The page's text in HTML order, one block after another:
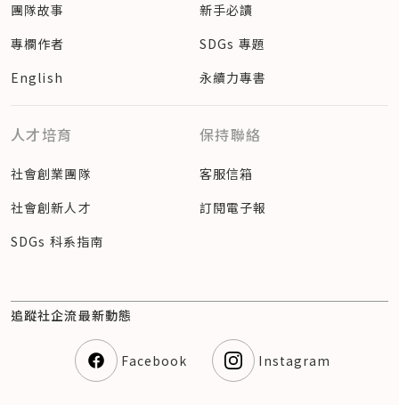
團隊故事
專欄作者
English
新手必讀
SDGs 專題
永續力專書
人才培育
社會創業團隊
社會創新人才
SDGs 科系指南
保持聯絡
客服信箱
訂閱電子報
追蹤社企流最新動態
Facebook Instagram